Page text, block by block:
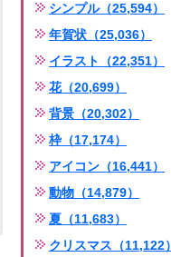
シンプル（25,594）
年賀状（25,036）
イラスト（22,351）
花（20,699）
背景（20,302）
枠（17,174）
アイコン（16,441）
動物（14,879）
夏（11,683）
クリスマス（11,122）